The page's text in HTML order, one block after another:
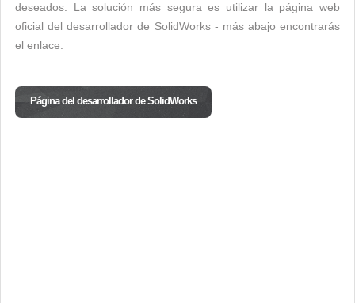
deseados. La solución más segura es utilizar la página web
oficial del desarrollador de SolidWorks - más abajo encontrarás
el enlace.
Página del desarrollador de SolidWorks